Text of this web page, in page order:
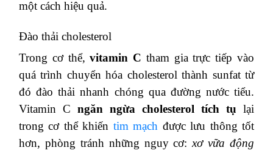
một cách hiệu quả.
Đào thải cholesterol
Trong cơ thể, vitamin C tham gia trực tiếp vào
quá trình chuyển hóa cholesterol thành sunfat từ
đó đào thải nhanh chóng qua đường nước tiểu.
Vitamin C ngăn ngừa cholesterol tích tụ lại
trong cơ thể khiến tim mạch được lưu thông tốt
hơn, phòng tránh những nguy cơ:xơ vữa động